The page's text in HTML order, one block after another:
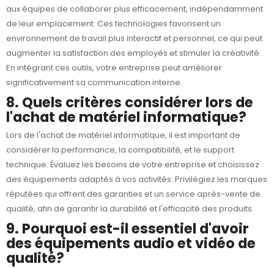
aux équipes de collaborer plus efficacement, indépendamment
de leur emplacement. Ces technologies favorisent un
environnement de travail plus interactif et personnel, ce qui peut
augmenter la satisfaction des employés et stimuler la créativité.
En intégrant ces outils, votre entreprise peut améliorer
significativement sa communication interne.
8. Quels critères considérer lors de
l'achat de matériel informatique?
Lors de l'achat de matériel informatique, il est important de
considérer la performance, la compatibilité, et le support
technique. Évaluez les besoins de votre entreprise et choisissez
des équipements adaptés à vos activités. Privilégiez les marques
réputées qui offrent des garanties et un service après-vente de
qualité, afin de garantir la durabilité et l'efficacité des produits.
9. Pourquoi est-il essentiel d'avoir
des équipements audio et vidéo de
qualité?